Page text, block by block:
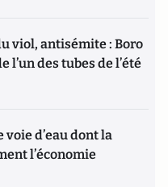
viol, antisémite : Boro
l’un des tubes de l’été
voie d’eau dont la
l’économie